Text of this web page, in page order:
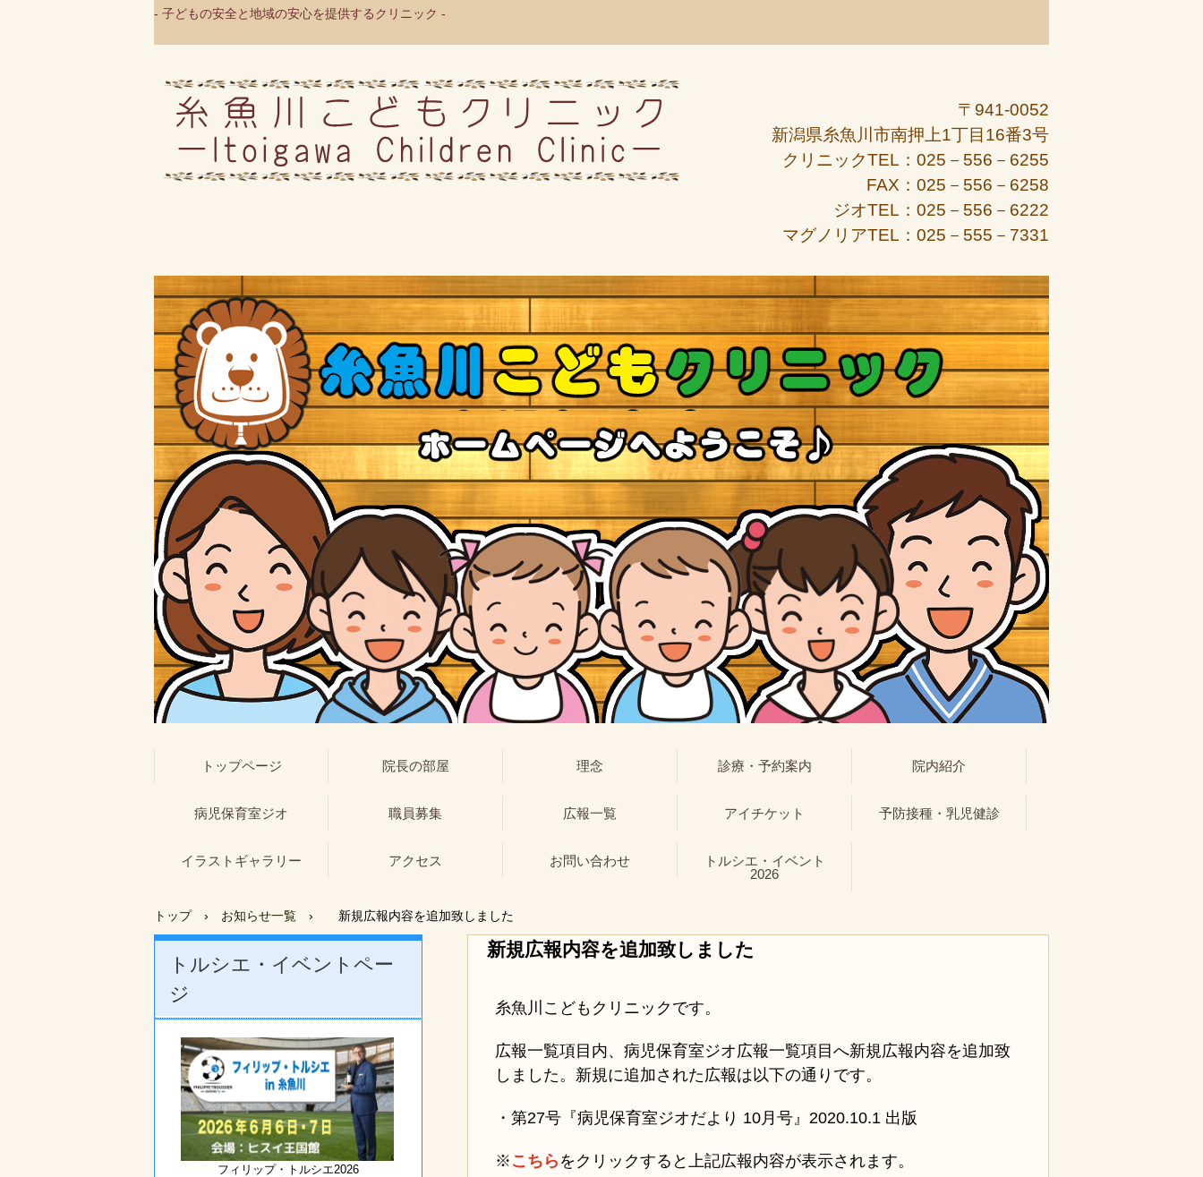
- 子どもの安全と地域の安心を提供するクリニック -
〒941-0052
新潟県糸魚川市南押上1丁目16番3号
クリニックTEL：025－556－6255
FAX：025－556－6258
ジオTEL：025－556－6222
マグノリアTEL：025－555－7331
トップページ 院長の部屋 理念 診療・予約案内 院内紹介
病児保育室ジオ 職員募集 広報一覧 アイチケット 予防接種・乳児健診
イラストギャラリー アクセス お問い合わせ
トルシエ・イベント
2026
トップ › お知らせ一覧 › 新規広報内容を追加致しました
新規広報内容を追加致しました
糸魚川こどもクリニックです。
広報一覧項目内、病児保育室ジオ広報一覧項目へ新規広報内容を追加致
しました。新規に追加された広報は以下の通りです。
・第27号『病児保育室ジオだより 10月号』2020.10.1 出版
※ こちら をクリックすると上記広報内容が表示されます。
トルシエ・イベントペー
ジ
フィリップ・トルシエ2026